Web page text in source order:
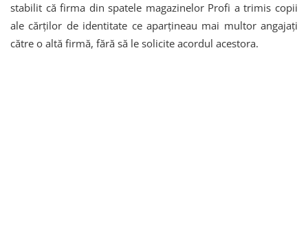
stabilit că firma din spatele magazinelor Profi a trimis copii
ale cărților de identitate ce aparțineau mai multor angajați
către o altă firmă, fără să le solicite acordul acestora.